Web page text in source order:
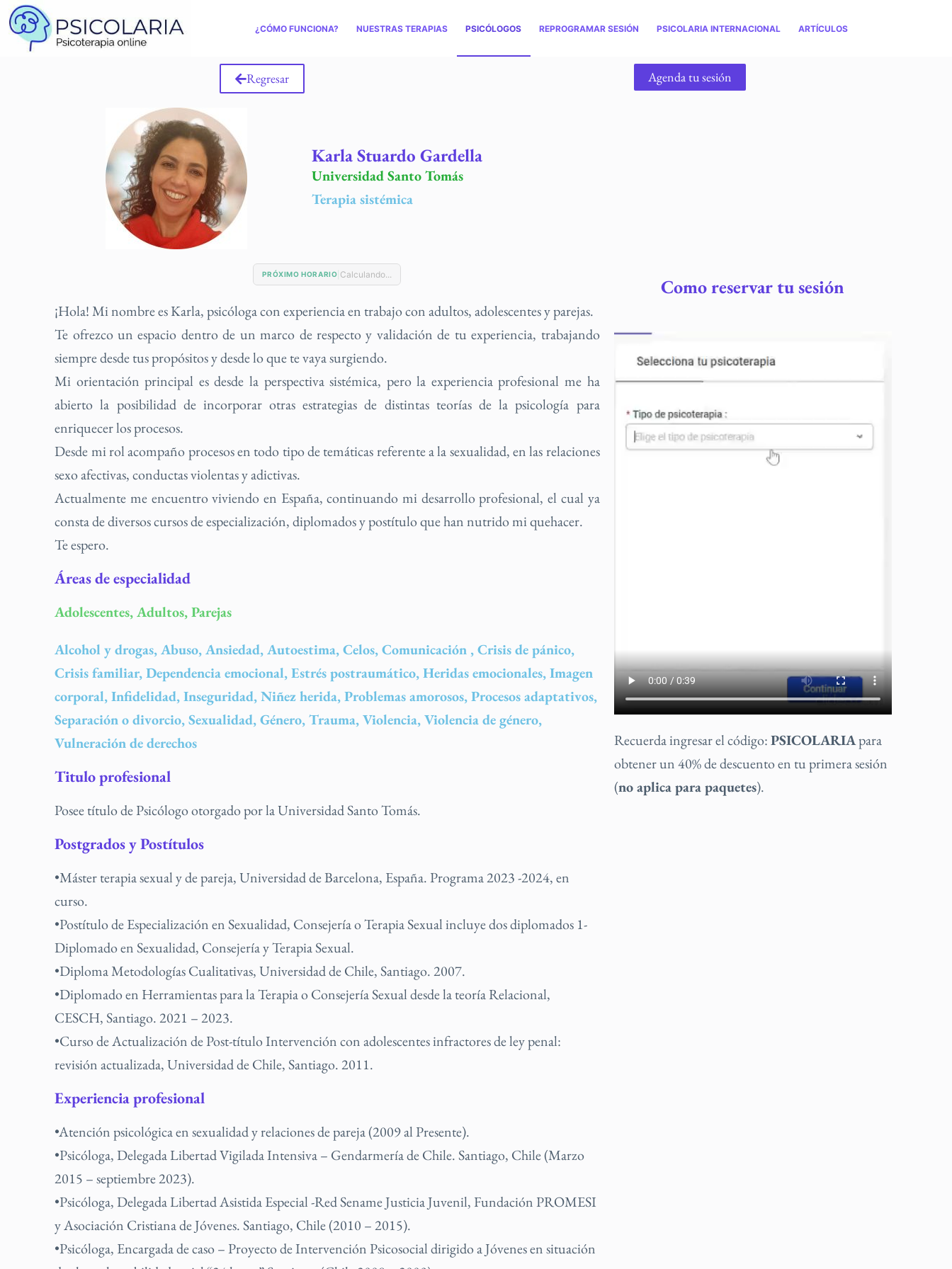
¿CÓMO FUNCIONA? NUESTRAS TERAPIAS PSICÓLOGOS REPROGRAMAR SESIÓN PSICOLARIA INTERNACIONAL ARTÍCULOS
Regresar Agenda tu sesión
Karla Stuardo Gardella
Universidad Santo Tomás
Terapia sistémica
PRÓXIMO HORARIO Calculando...
¡Hola! Mi nombre es Karla, psicóloga con experiencia en trabajo con adultos, adolescentes y parejas.
Te ofrezco un espacio dentro de un marco de respecto y validación de tu experiencia, trabajando
siempre desde tus propósitos y desde lo que te vaya surgiendo.
Mi orientación principal es desde la perspectiva sistémica, pero la experiencia profesional me ha
abierto la posibilidad de incorporar otras estrategias de distintas teorías de la psicología para
enriquecer los procesos.
Desde mi rol acompaño procesos en todo tipo de temáticas referente a la sexualidad, en las relaciones
sexo afectivas, conductas violentas y adictivas.
Actualmente me encuentro viviendo en España, continuando mi desarrollo profesional, el cual ya
consta de diversos cursos de especialización, diplomados y postítulo que han nutrido mi quehacer.
Te espero.
Áreas de especialidad
Adolescentes, Adultos, Parejas
Alcohol y drogas, Abuso, Ansiedad, Autoestima, Celos, Comunicación , Crisis de pánico,
Crisis familiar, Dependencia emocional, Estrés postraumático, Heridas emocionales, Imagen
corporal, Infidelidad, Inseguridad, Niñez herida, Problemas amorosos, Procesos adaptativos,
Separación o divorcio, Sexualidad, Género, Trauma, Violencia, Violencia de género,
Vulneración de derechos
Titulo profesional
Posee título de Psicólogo otorgado por la Universidad Santo Tomás.
Postgrados y Postítulos
•Máster terapia sexual y de pareja, Universidad de Barcelona, España. Programa 2023 -2024, en
curso.
•Postítulo de Especialización en Sexualidad, Consejería o Terapia Sexual incluye dos diplomados 1-
Diplomado en Sexualidad, Consejería y Terapia Sexual.
•Diploma Metodologías Cualitativas, Universidad de Chile, Santiago. 2007.
•Diplomado en Herramientas para la Terapia o Consejería Sexual desde la teoría Relacional,
CESCH, Santiago. 2021 – 2023.
•Curso de Actualización de Post-título Intervención con adolescentes infractores de ley penal:
revisión actualizada, Universidad de Chile, Santiago. 2011.
Experiencia profesional
•Atención psicológica en sexualidad y relaciones de pareja (2009 al Presente).
•Psicóloga, Delegada Libertad Vigilada Intensiva – Gendarmería de Chile. Santiago, Chile (Marzo
2015 – septiembre 2023).
•Psicóloga, Delegada Libertad Asistida Especial -Red Sename Justicia Juvenil, Fundación PROMESI
y Asociación Cristiana de Jóvenes. Santiago, Chile (2010 – 2015).
•Psicóloga, Encargada de caso – Proyecto de Intervención Psicosocial dirigido a Jóvenes en situación
Como reservar tu sesión
Recuerda ingresar el código:PSICOLARIApara
obtener un 40% de descuento en tu primera sesión
(no aplica para paquetes).